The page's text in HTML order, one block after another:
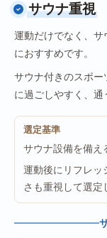
サウナ重視
運動だけでなく、サ
におすすめです。
サウナ付きのスポ
に過ごしやすく、通
選定基準
サウナ設備を備え
運動後にリフレッ
さも重視して選定